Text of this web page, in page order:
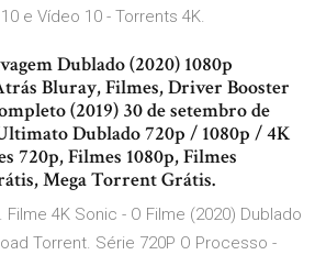
e Vídeo 10 - Torrents 4K.
Dublado (2020) 1080p
Bluray, Filmes, Driver Booster
(2019) 30 de setembro de
Dublado 720p / 1080p / 4K
720p, Filmes 1080p, Filmes
Mega Torrent Grátis.
4K Sonic - O Filme (2020) Dublado
Torrent. Série 720P O Processo -